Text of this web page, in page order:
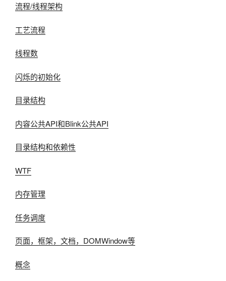
流程/线程架构
工艺流程
线程数
闪烁的初始化
目录结构
内容公共API和Blink公共API
目录结构和依赖性
WTF
内存管理
任务调度
页面，框架，文档，DOMWindow等
概念